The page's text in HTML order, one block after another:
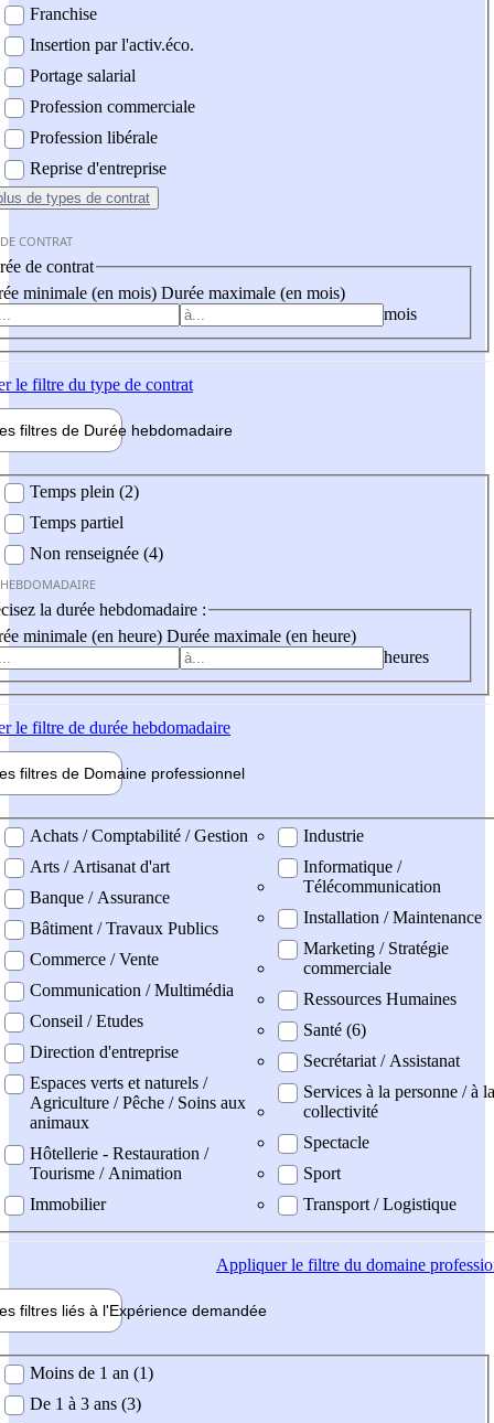
Franchise
Insertion par l'activ.éco.
Portage salarial
Profession commerciale
Profession libérale
Reprise d'entreprise
de types de contrat
CONTRAT
de contrat
minimale (en mois) Durée maximale (en mois)
mois
le filtre du type de contrat
filtres de Durée hebdomadaire
Temps plein (2)
Temps partiel
Non renseignée (4)
la durée hebdomadaire :
minimale (en heure) Durée maximale (en heure)
heures
le filtre de durée hebdomadaire
filtres de Domaine professionnel
professionel
Achats / Comptabilité / Gestion
Arts / Artisanat d'art
Banque / Assurance
Bâtiment / Travaux Publics
Commerce / Vente
Communication / Multimédia
Conseil / Etudes
Direction d'entreprise
Espaces verts et naturels /
Agriculture / Pêche / Soins aux
animaux
Hôtellerie - Restauration /
Tourisme / Animation
Immobilier
Industrie
Informatique /
Télécommunication
Installation / Maintenance
Marketing / Stratégie
commerciale
Ressources Humaines
Santé (6)
Secrétariat / Assistanat
Services à la personne / à la
collectivité
Spectacle
Sport
Transport / Logistique
Appliquerle filtre du domaine
filtres liés à l'Expérience demandée
demandée
Moins de 1 an (1)
De 1 à 3 ans (3)